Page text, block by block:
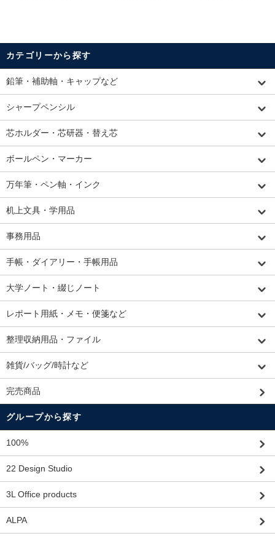
カテゴリーから探す
鉛筆・補助軸・キャップなど
シャープペンシル
芯ホルダー・芯研器・替え芯
ボールペン・マーカー
万年筆・ペン軸・インク
机上文具・学用品
事務用品
手帳・ダイアリー・手帳用品
大学ノート・綴じノート
レポート用紙・メモ・便箋など
整理収納用品・ファイル
雑貨/バッグ/時計など
完売商品
グループから探す
100%
22 Design Studio
3L Office products
ALPA